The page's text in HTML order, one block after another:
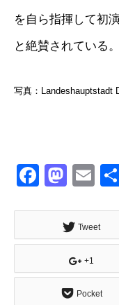
を自ら指揮して初
と絶賛されている。
写真：
Tweet
+1
Pocket